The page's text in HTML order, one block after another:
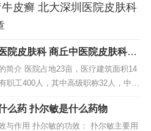
皮癣 北大深圳医院皮肤科
院皮肤科 商丘中医院皮肤科坐
简介 医院占地23亩，医疗建筑面积14
职工400人，其中高级职称32人，中级
商丘市中医院始建于五十年代。是商丘
现代化综合性中医院，二级甲等中医
险和新农合作医疗定点医院，河南中
么药 扑尔敏是什么药物
与作用 扑尔敏的功效： 扑尔敏主要用